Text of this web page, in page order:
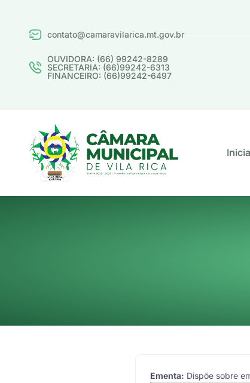
contato@camaravilarica.mt.gov.br
OUVIDORA: (66) 99242-8289
SECRETARIA: (66)99242-6313
FINANCEIRO: (66)99242-6497
Ementa: Dispõe sobre